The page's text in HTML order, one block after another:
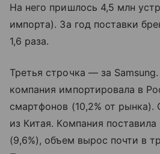
На него пришлось 4,5 млн
импорта). За год поставки
1,6 раза.
Третья строчка — за
компания импортировала в
смартфонов (10,2% от
из Китая. Компания
(9,6%), объем вырос почти в